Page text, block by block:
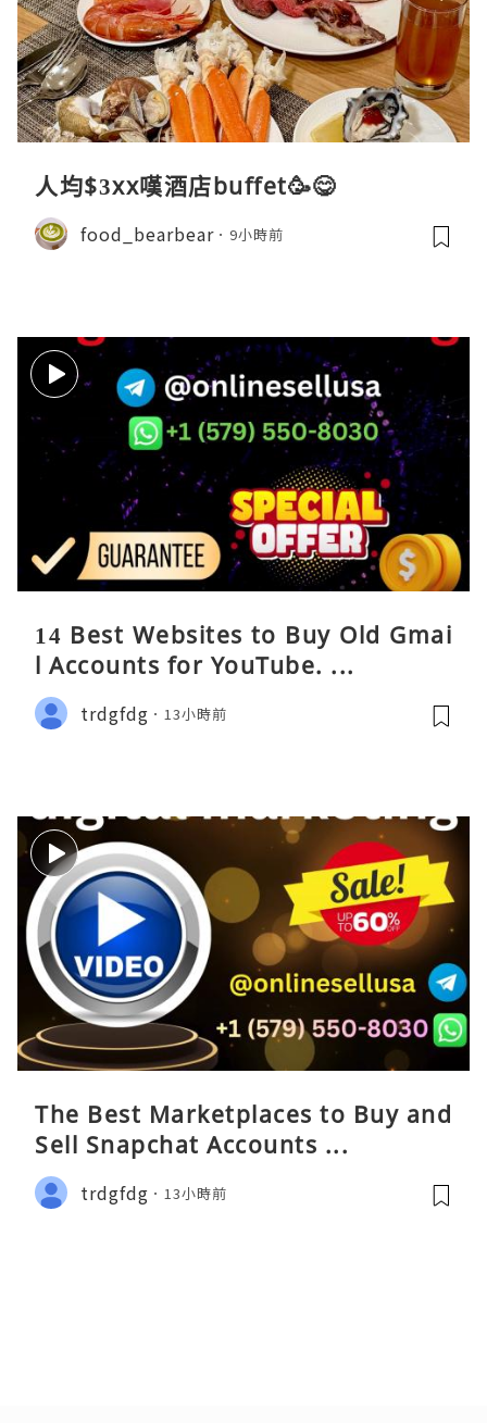
人均$3xx嘆酒店buffet🥳😋
food_bearbear 9小時前
14 Best Websites to Buy Old Gmai
l Accounts for YouTube. ...
trdgfdg 13小時前
The Best Marketplaces to Buy and
Sell Snapchat Accounts ...
trdgfdg 13小時前